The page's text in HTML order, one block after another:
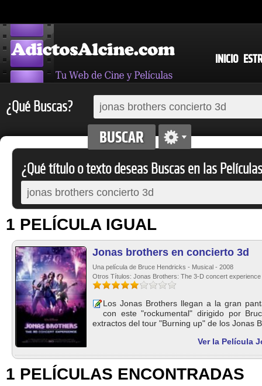
INICIO
¿Qué Buscas?
¿Qué título o texto deseas Buscas en las
1 PELÍCULA IGUAL
Jonas brothers en concierto 3d
Una película de Bruce Hendricks - Musical - 2008
Otros Títulos: Jonas Brothers: The 3-D concert experience
Los Jonas Brothers llegan a la gran
con este "rockumental" dirigido por
extractos del tour "Burning up" de los Jonas
Ver la Película
1 PELÍCULAS ENCONTRADAS